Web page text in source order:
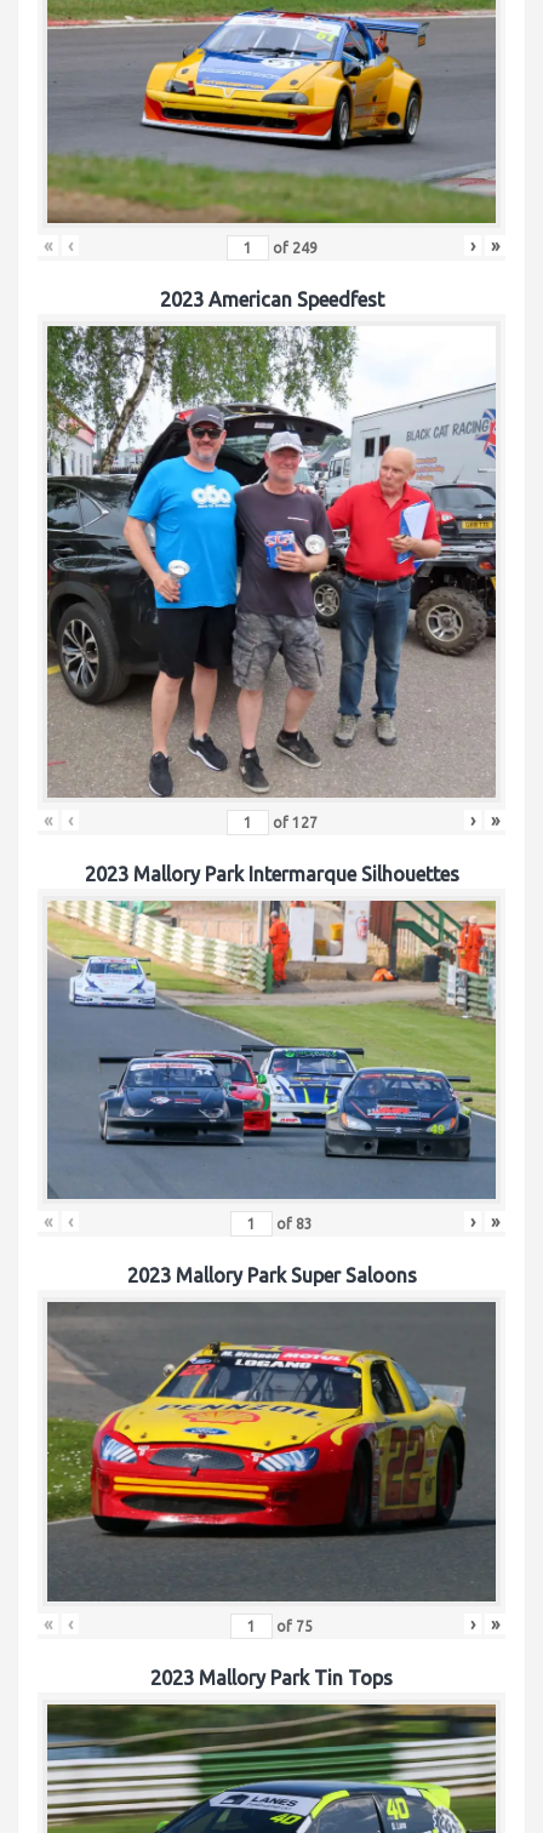
« ‹ of 249 › »
2023 American Speedfest
« ‹ of 127 › »
2023 Mallory Park Intermarque Silhouettes
« ‹ of 83 › »
2023 Mallory Park Super Saloons
« ‹ of 75 › »
2023 Mallory Park Tin Tops